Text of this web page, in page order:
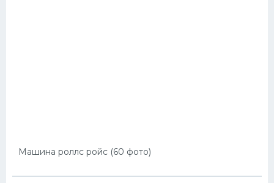
Машина роллс ройс (60 фото)